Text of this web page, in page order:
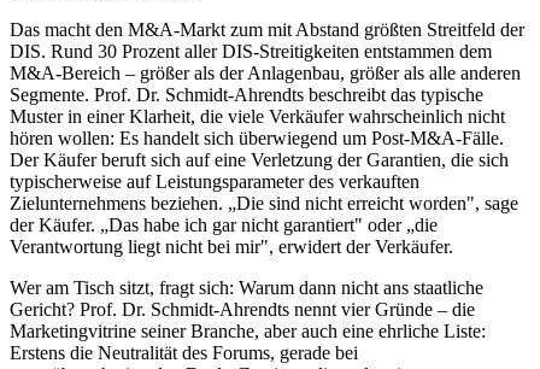
Das macht den M&A-Markt zum mit Abstand größten Streitfeld der
DIS. Rund 30 Prozent aller DIS-Streitigkeiten entstammen dem
M&A-Bereich – größer als der Anlagenbau, größer als alle anderen
Segmente. Prof. Dr. Schmidt-Ahrendts beschreibt das typische
Muster in einer Klarheit, die viele Verkäufer wahrscheinlich nicht
hören wollen: Es handelt sich überwiegend um Post-M&A-Fälle.
Der Käufer beruft sich auf eine Verletzung der Garantien, die sich
typischerweise auf Leistungsparameter des verkauften
Zielunternehmens beziehen. „Die sind nicht erreicht worden", sage
der Käufer. „Das habe ich gar nicht garantiert" oder „die
Verantwortung liegt nicht bei mir", erwidert der Verkäufer.
Wer am Tisch sitzt, fragt sich: Warum dann nicht ans staatliche
Gericht? Prof. Dr. Schmidt-Ahrendts nennt vier Gründe – die
Marketingvitrine seiner Branche, aber auch eine ehrliche Liste:
Erstens die Neutralität des Forums, gerade bei